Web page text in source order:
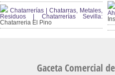
Chatarrerías | Chatarras, Metales,
Residuos | Chatarrerías Sevilla:
Chatarreria El Pino
Gaceta Comercial